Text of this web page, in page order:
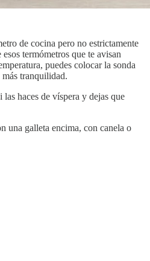
de cocina pero no estrictamente
termómetros que te avisan
puedes colocar la sonda
tranquilidad.
las haces de víspera y dejas que
una galleta encima, con canela o